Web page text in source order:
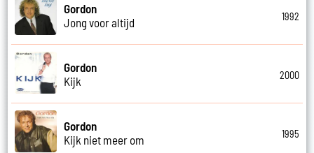
Gordon
Jong voor altijd
1992
Gordon
Kijk
2000
Gordon
Kijk niet meer om
1995